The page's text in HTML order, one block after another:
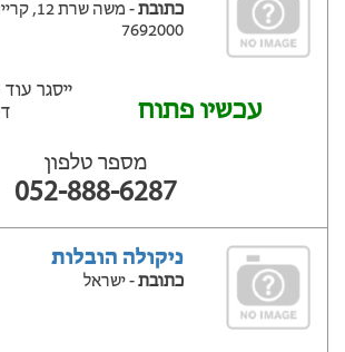
כתובת
- משה שרת
7692000
עכשיו פתוח
מספר טלפון
052-888-6287
ניקולה הובלות
כתובת- ישראל